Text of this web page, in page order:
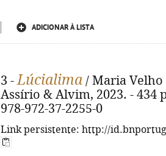
ADICIONAR À LISTA
3 -Lúcialima / Maria Velho
Assírio & Alvim, 2023. - 434
978-972-37-2255-0
Link persistente: http://